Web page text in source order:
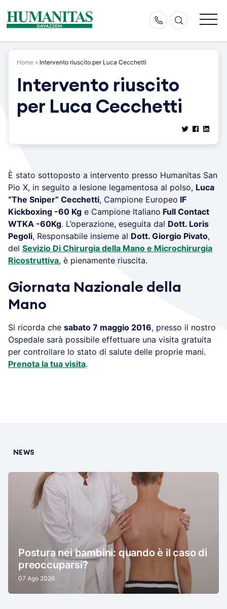
content
Home » Intervento riuscito per Luca Cecchetti
Intervento riuscito
per Luca Cecchetti
È stato sottoposto a intervento presso Humanitas San
Pio X, in seguito a lesione legamentosa al polso, Luca
“The Sniper” Cecchetti, Campione Europeo IF
Kickboxing -60 Kg e Campione Italiano Full Contact
WTKA -60Kg. L’operazione, eseguita dal Dott. Loris
Pegoli, Responsabile insieme al Dott. Giorgio Pivato,
del Sevizio Di Chirurgia della Mano e Microchirurgia
Ricostruttiva, è pienamente riuscita.
Giornata Nazionale della
Mano
Si ricorda che sabato 7 maggio 2016, presso il nostro
Ospedale sarà possibile effettuare una visita gratuita
per controllare lo stato di salute delle proprie mani.
Prenota la tua visita.
NEWS
Postura nei bambini: quando è il caso di
preoccuparsi?
07 Ago 2026